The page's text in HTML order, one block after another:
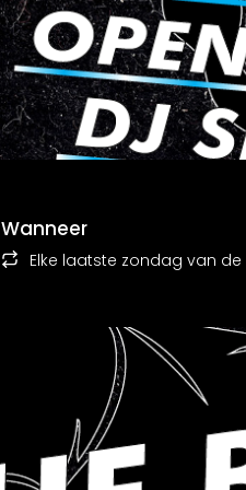
Wanneer
Elke laatste zondag van